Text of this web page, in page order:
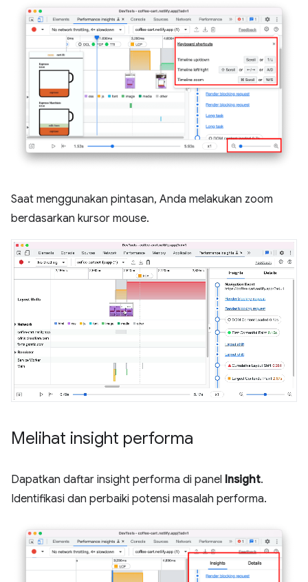
Saat menggunakan pintasan, Anda melakukan zoom
berdasarkan kursor mouse.
Melihat insight performa
Dapatkan daftar insight performa di panel Insight.
Identifikasi dan perbaiki potensi masalah performa.